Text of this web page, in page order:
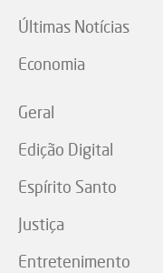
Últimas Notícias
Economia
Geral
Edição Digital
Espírito Santo
Justiça
Entretenimento